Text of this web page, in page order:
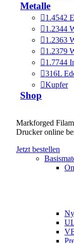
Metalle
1.4542
1.2344
1.2363
1.2379
1.7744
316L
Kupfer
Shop
Markforged
Drucker online
Jetzt bestellen